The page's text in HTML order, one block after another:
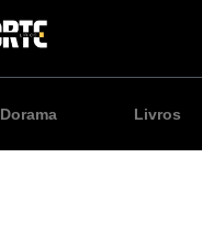
Dorama Livros